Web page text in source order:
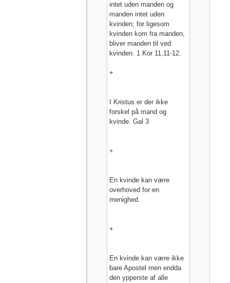
intet uden manden og
manden intet uden
kvinden; for ligesom
kvinden kom fra manden,
bliver manden til ved
kvinden. 1 Kor 11,11-12.
+
I Kristus er der ikke
forskel på mand og
kvinde. Gal 3
+
En kvinde kan være
overhoved for en
menighed.
+
En kvinde kan være ikke
bare Apostel men endda
den ypperste af alle